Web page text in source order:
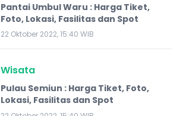
Pantai Umbul Waru : Harga Tiket,
Foto, Lokasi, Fasilitas dan Spot
22 Oktober 2022, 15:40 WIB
Wisata
Pulau Semiun : Harga Tiket, Foto,
Lokasi, Fasilitas dan Spot